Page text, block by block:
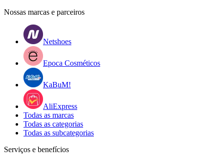
Nossas marcas e parceiros
Netshoes
Epoca Cosméticos
KaBuM!
AliExpress
Todas as marcas
Todas as categorias
Todas as subcategorias
Serviços e benefícios